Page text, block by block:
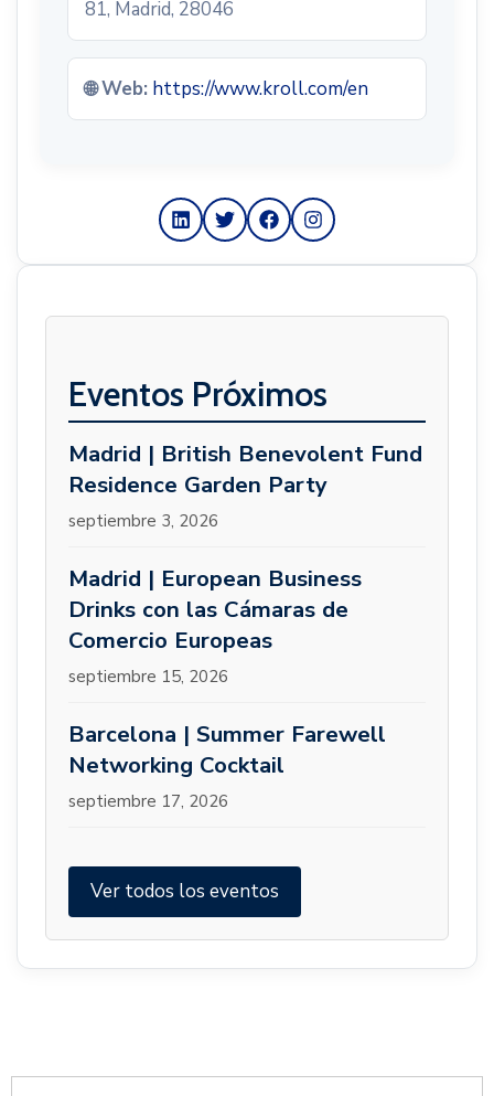
81, Madrid, 28046
🌐 Web: https://www.kroll.com/en
Eventos Próximos
Madrid | British Benevolent Fund
Residence Garden Party
septiembre 3, 2026
Madrid | European Business
Drinks con las Cámaras de
Comercio Europeas
septiembre 15, 2026
Barcelona | Summer Farewell
Networking Cocktail
septiembre 17, 2026
Ver todos los eventos